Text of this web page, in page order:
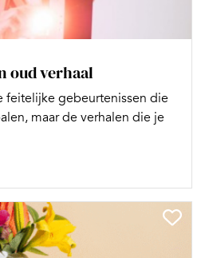
oud verhaal
feitelijke gebeurtenissen die
maar de verhalen die je